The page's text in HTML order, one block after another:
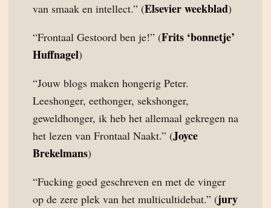
van smaak en intellect.” (Elsevier weekblad)
“Frontaal Gestoord ben je!” (Frits ‘bonnetje’
Huffnagel)
“Jouw blogs maken hongerig Peter.
Leeshonger, eethonger, sekshonger,
geweldhonger, ik heb het allemaal gekregen na
het lezen van Frontaal Naakt.” (Joyce
Brekelmans)
“Fucking goed geschreven en met de vinger
op de zere plek van het multicultidebat.” (jury